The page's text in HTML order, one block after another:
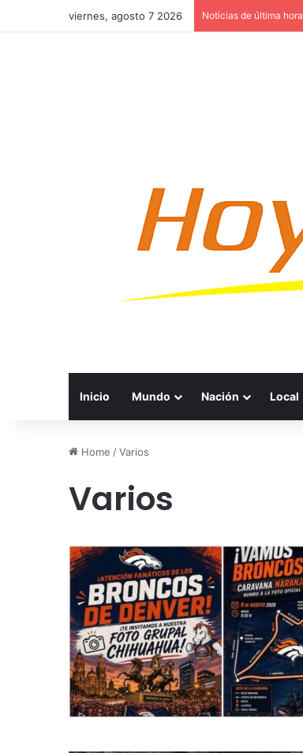
viernes, agosto 7 2026 Noticias de última hora
Inicio Mundo Nación Local
Home /Varios
Varios